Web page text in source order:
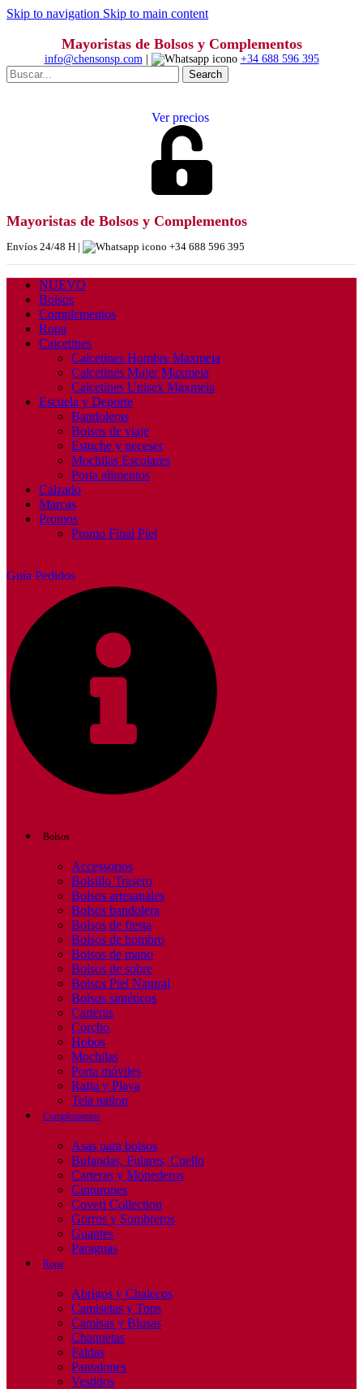
Skip to navigation Skip to main content
Mayoristas de Bolsos y Complementos
info@chensonsp.com|
+34 688 596 395
Search
Ver precios
Mayoristas de Bolsos y Complementos
Envíos 24/48 H | +34 688 596 395
NUEVO
Bolsos
Complementos
Ropa
Calcetines
Calcetines Hombre Maxmeia
Calcetines Mujer Maxmeia
Calcetines Unisex Maxmeia
Escuela y Deporte
Bandoleras
Bolsos de viaje
Estuche y neceser
Mochilas Escolares
Porta alimentos
Calzado
Marcas
Promos
Promo Final Piel
Guía Pedidos
Bolsos
Accessorios
Bolsillo Trasero
Bolsos artesanales
Bolsos bandolera
Bolsos de fiesta
Bolsos de hombro
Bolsos de mano
Bolsos de sobre
Bolsos Piel Natural
Bolsos sintéticos
Carteras
Corcho
Hobos
Mochilas
Porta móviles
Rafia y Playa
Tela nailon
Complementos
Asas para bolsos
Bufandas, Fulares, Cuello
Carteras y Monederos
Cinturones
Coveri Collection
Gorros y Sombreros
Guantes
Paraguas
Ropa
Abrigos y Chalecos
Camisetas y Tops
Camisas y Blusas
Chaquetas
Faldas
Pantalones
Vestidos